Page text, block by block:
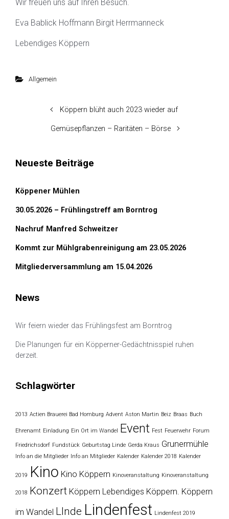
Wir freuen uns auf Ihren Besuch.
Eva Bablick Hoffmann Birgit Herrmanneck
Lebendiges Köppern
Allgemein
Köppern blüht auch 2023 wieder auf
Gemüsepflanzen – Raritäten – Börse
Neueste Beiträge
Köppener Mühlen
30.05.2026 – Frühlingstreff am Borntrog
Nachruf Manfred Schweitzer
Kommt zur Mühlgrabenreinigung am 23.05.2026
Mitgliederversammlung am 15.04.2026
News
Wir feiern wieder das Frühlingsfest am Borntrog
Die Planungen für ein Köpperner-Gedächtnisspiel ruhen
derzeit.
Schlagwörter
2013 Actien Brauerei Bad Homburg Advent Aston Martin Beiz Braas Buch
Ehrenamt Einladung Ein Ort im Wandel Event Fest Feuerwehr Forum
Friedrichsdorf Fundstück Geburtstag Linde Gerda Kraus Grunermühle
Info an die Mitglieder Info an Mitglieder Kalender Kalender 2018 Kalender
2019 Kino Kino Köppern Kinoveranstaltung Kinoveranstaltung
2018 Konzert Köppern Lebendiges Köppern. Köppern
im Wandel LInde Lindenfest Lindenfest 2019